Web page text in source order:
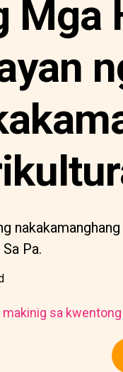
Mga
Pa.
makinig sa